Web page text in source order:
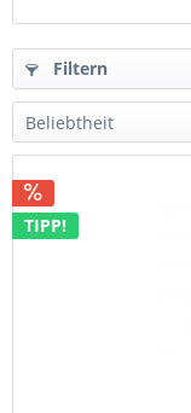
Filtern
TIPP!